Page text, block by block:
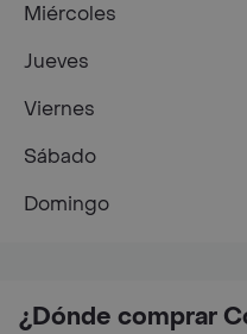
¿Dónde comprar
Miércoles
Jueves
Viernes
Sábado
Domingo